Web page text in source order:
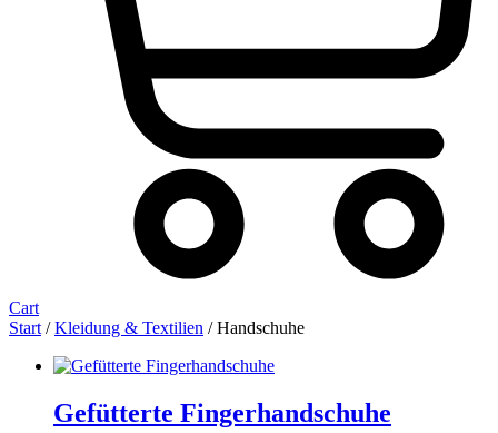
Cart
Start /Kleidung & Textilien / Handschuhe
Gefütterte Fingerhandschuhe